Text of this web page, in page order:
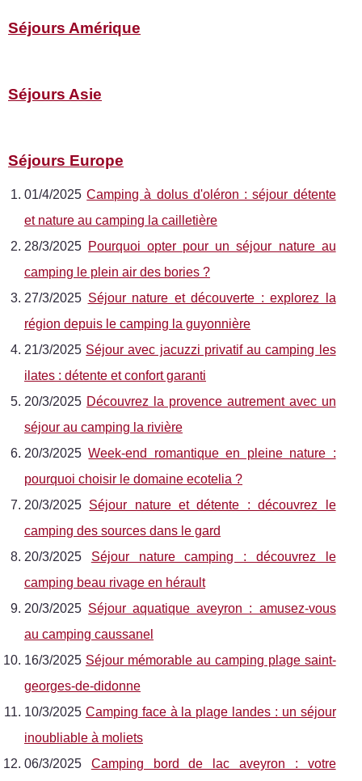
Séjours Amérique
Séjours Asie
Séjours Europe
01/4/2025Camping à dolus d'oléron : séjour détente
et nature au camping la cailletière
28/3/2025 Pourquoi opter pour un séjour nature au
camping le plein air des bories ?
27/3/2025 Séjour nature et découverte : explorez la
région depuis le camping la guyonnière
21/3/2025 Séjour avec jacuzzi privatif au camping les
ilates : détente et confort garanti
20/3/2025 Découvrez la provence autrement avec un
séjour au camping la rivière
20/3/2025Week-end romantique en pleine nature :
pourquoi choisir le domaine ecotelia ?
20/3/2025 Séjour nature et détente : découvrez le
camping des sources dans le gard
20/3/2025 Séjour nature camping : découvrez le
camping beau rivage en hérault
20/3/2025 Séjour aquatique aveyron : amusez-vous
au camping caussanel
16/3/2025 Séjour mémorable au camping plage saint-
georges-de-didonne
10/3/2025 Camping face à la plage landes : un séjour
inoubliable à moliets
06/3/2025 Camping bord de lac aveyron : votre